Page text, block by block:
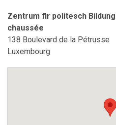
Zentrum fir politesch
chaussée
138 Boulevard de la Pétrusse
Luxembourg